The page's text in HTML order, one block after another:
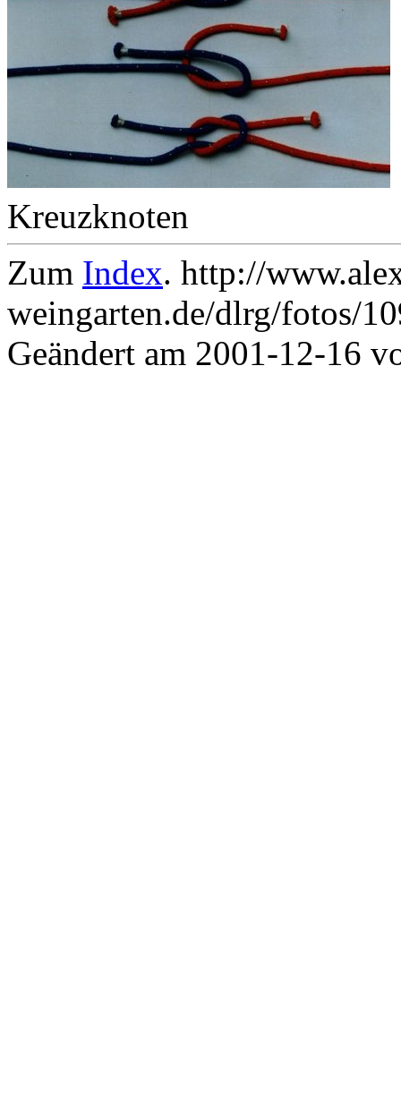
Kreuzknoten
Zum Index. http://
weingarten.de/dlrg/fotos/
Geändert am 2001-12-16